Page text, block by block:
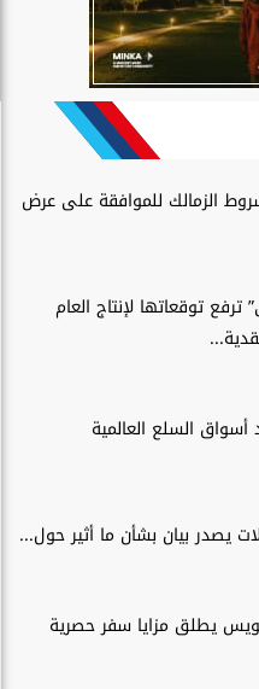
الزمالك للموافقة على عرض
ترفع توقعاتها لإنتاج العام
أسواق السلع العالمية
يصدر بيان بشأن ما أثير حول...
يطلق مزايا سفر حصرية